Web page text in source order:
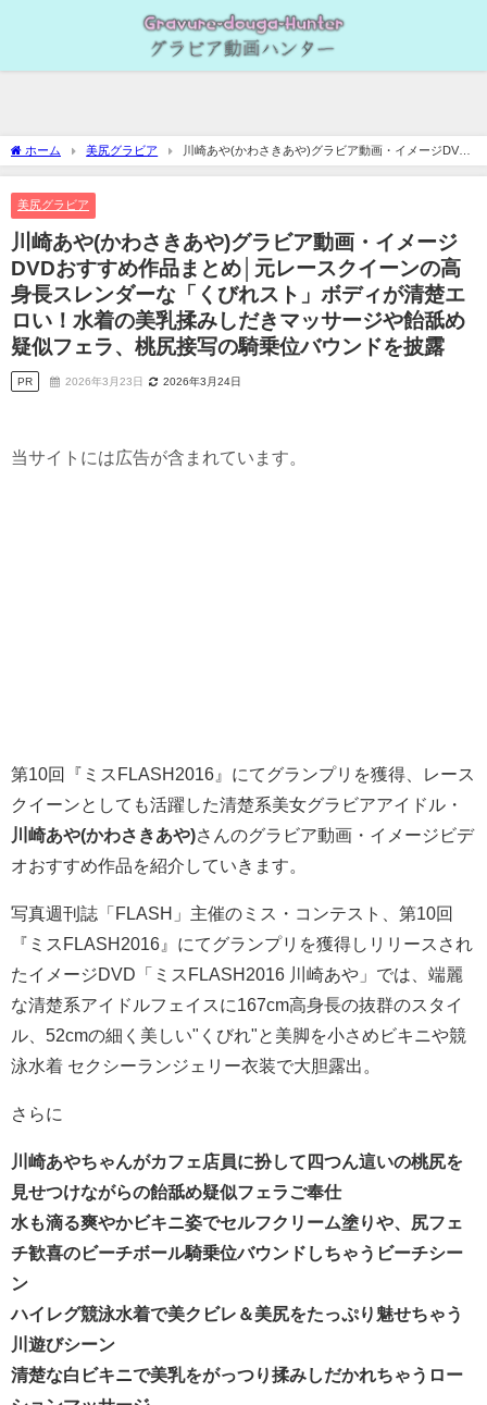
ホーム 美尻グラビア
川崎あや(かわさきあや)グラビア動画・イメージDVD
おすすめ作品まとめ│元レースクイーンの高身長スレンダーな「くびれスト」ボディが
位バウンドを披露
美尻グラビア
川崎あや(かわさきあや)グラビア動画・イメージ
DVDおすすめ作品まとめ│元レースクイーンの高
身長スレンダーな「くびれスト」ボディが清楚エ
ロい！水着の美乳揉みしだきマッサージや飴舐め
疑似フェラ、桃尻接写の騎乗位バウンドを披露
PR 2026年3月23日 2026年3月24日
当サイトには広告が含まれています。
オおすすめ作品を紹介していきます。
写真週刊誌「FLASH」主催のミス・コンテスト、第10回
『ミスFLASH2016』にてグランプリを獲得しリリースされ
な清楚系アイドルフェイスに167cm高身長の抜群のスタイ
ル、52cmの細く美しい"くびれ"と美脚を小さめビキニや競
泳水着 セクシーランジェリー衣装で大胆露出。
さらに
川崎あやちゃんがカフェ店員に扮して四つん這いの桃尻を
見せつけながらの飴舐め疑似フェラご奉仕
チ歓喜のビーチボール騎乗位バウンドしちゃうビーチシー
ン
ハイレグ競泳水着で美クビレ＆美尻をたっぷり魅せちゃう
川遊びシーン
清楚な白ビキニで美乳をがっつり揉みしだかれちゃうロー
ションマッサージ
黒のセクシーランジェリー姿でエッチな腰使いを披露しち
ゃうベッドシーン